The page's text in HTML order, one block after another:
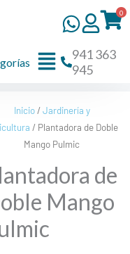
0
941 363
945
Inicio/Jardinería y
/ Plantadora de Doble
Mango Pulmic
de
Mango